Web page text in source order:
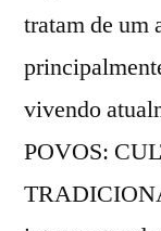
tratam de um
vivendo
POVOS: